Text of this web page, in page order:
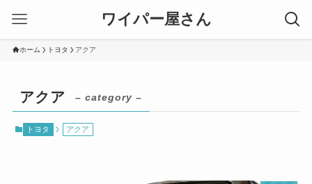
ワイパー屋さん
ホーム トヨタ アクア
アクア – category –
トヨタ アクア